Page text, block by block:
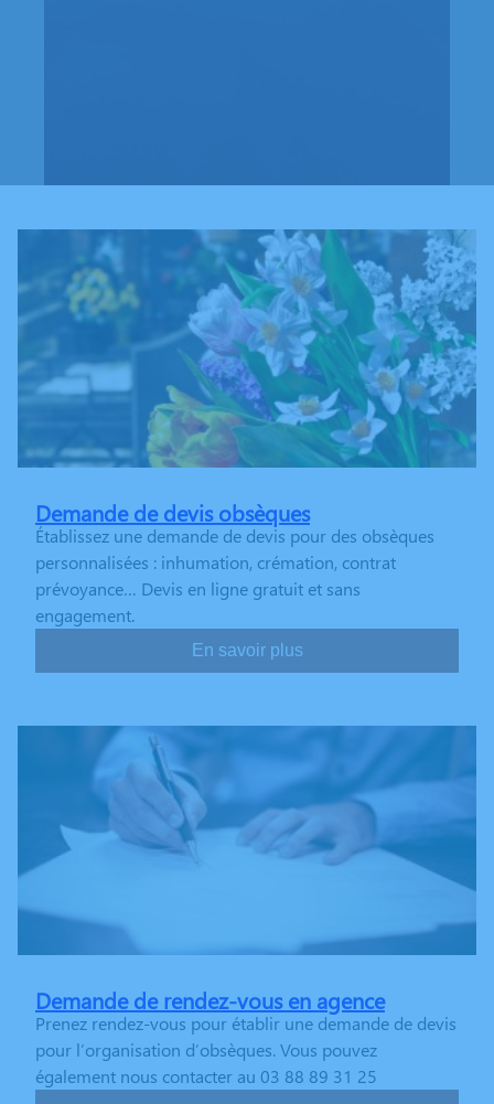
Demande de devis obsèques
Établissez une demande de devis pour des obsèques
personnalisées : inhumation, crémation, contrat
prévoyance… Devis en ligne gratuit et sans
engagement.
En savoir plus
Demande de rendez-vous en agence
Prenez rendez-vous pour établir une demande de devis
pour l’organisation d’obsèques. Vous pouvez
également nous contacter au 03 88 89 31 25